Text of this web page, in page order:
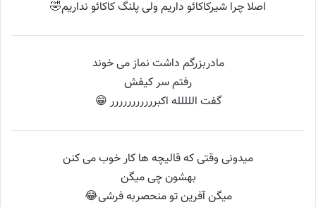
اصلا چرا شیرکاکائو داریم ولی پلنگ کاکائو نداریم🤣
مادربزرگم داشت نماز می خوند
رفتم سر کیفش
گفت اللللله اکبررررررررررر 😁
میدونی وقتی که قالیچه ها کار خوب می کنن
بهشون چی میگن
میگن آفرین تو منحصربه فرشی😂